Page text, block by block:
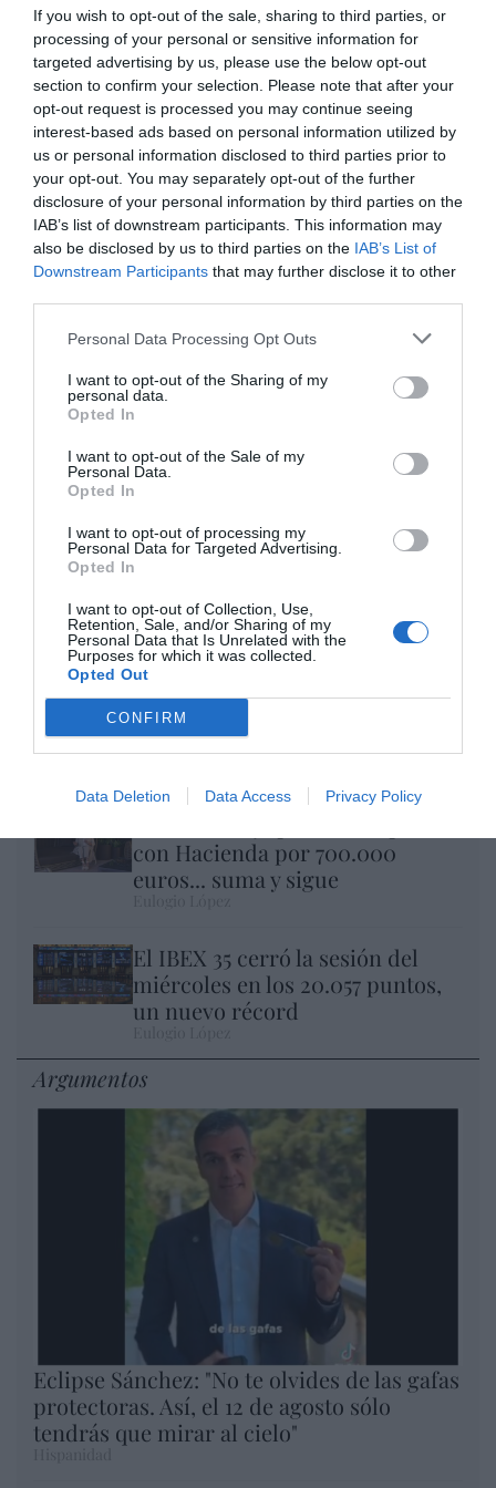
If you wish to opt-out of the sale, sharing to third parties, or
processing of your personal or sensitive information for
targeted advertising by us, please use the below opt-out
section to confirm your selection. Please note that after your
opt-out request is processed you may continue seeing
interest-based ads based on personal information utilized by
us or personal information disclosed to third parties prior to
your opt-out. You may separately opt-out of the further
disclosure of your personal information by third parties on the
IAB’s list of downstream participants. This information may
also be disclosed by us to third parties on the IAB’s List of
Downstream Participants that may further disclose it to other
Personal Data Processing Opt Outs
I want to opt-out of the Sharing of my
personal data.
Opted In
I want to opt-out of the Sale of my
Personal Data.
Opted In
I want to opt-out of processing my
Personal Data for Targeted Advertising.
Opted In
I want to opt-out of Collection, Use,
Retention, Sale, and/or Sharing of my
Personal Data that Is Unrelated with the
Purposes for which it was collected.
Opted Out
CONFIRM
Data Deletion Data Access Privacy Policy
por Hispanidad
Artículos anteriores
DIARIO DE LA CORRUPCIÓN SANCHISTA
Diario de la corrupción sanchista. Hazte
Oír se manifiesta delante de La Mareta:
“Pedro Sánchez es un criminal”
por Redacción
Opinión
Enormes minucias
por Eulogio López
Nokia, Ericsson... Huawei: lo que importan
son las patentes
con Hacienda por 700.000
euros... suma y sigue
El IBEX 35 cerró la sesión del
miércoles en los 20.057 puntos,
un nuevo récord
Argumentos
Eclipse Sánchez: "No te olvides de las gafas
protectoras. Así, el 12 de agosto sólo
tendrás que mirar al cielo"